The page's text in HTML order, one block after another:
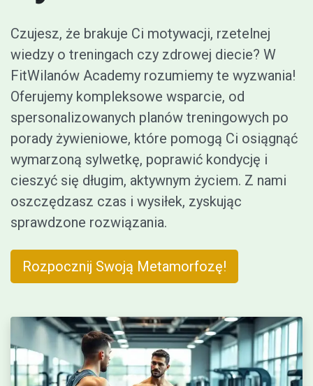
Czujesz, że brakuje Ci motywacji, rzetelnej
wiedzy o treningach czy zdrowej diecie? W
FitWilanów Academy rozumiemy te wyzwania!
Oferujemy kompleksowe wsparcie, od
spersonalizowanych planów treningowych po
porady żywieniowe, które pomogą Ci osiągnąć
wymarzoną sylwetkę, poprawić kondycję i
cieszyć się długim, aktywnym życiem. Z nami
oszczędzasz czas i wysiłek, zyskując
sprawdzone rozwiązania.
Rozpocznij Swoją Metamorfozę!